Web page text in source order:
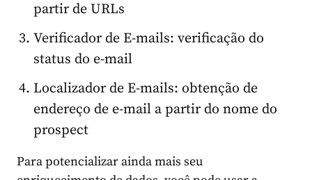
partir de URLs
Verificador de E-mails: verificação do
status do e-mail
Localizador de E-mails: obtenção de
endereço de e-mail a partir do nome do
prospect
Para potencializar ainda mais seu